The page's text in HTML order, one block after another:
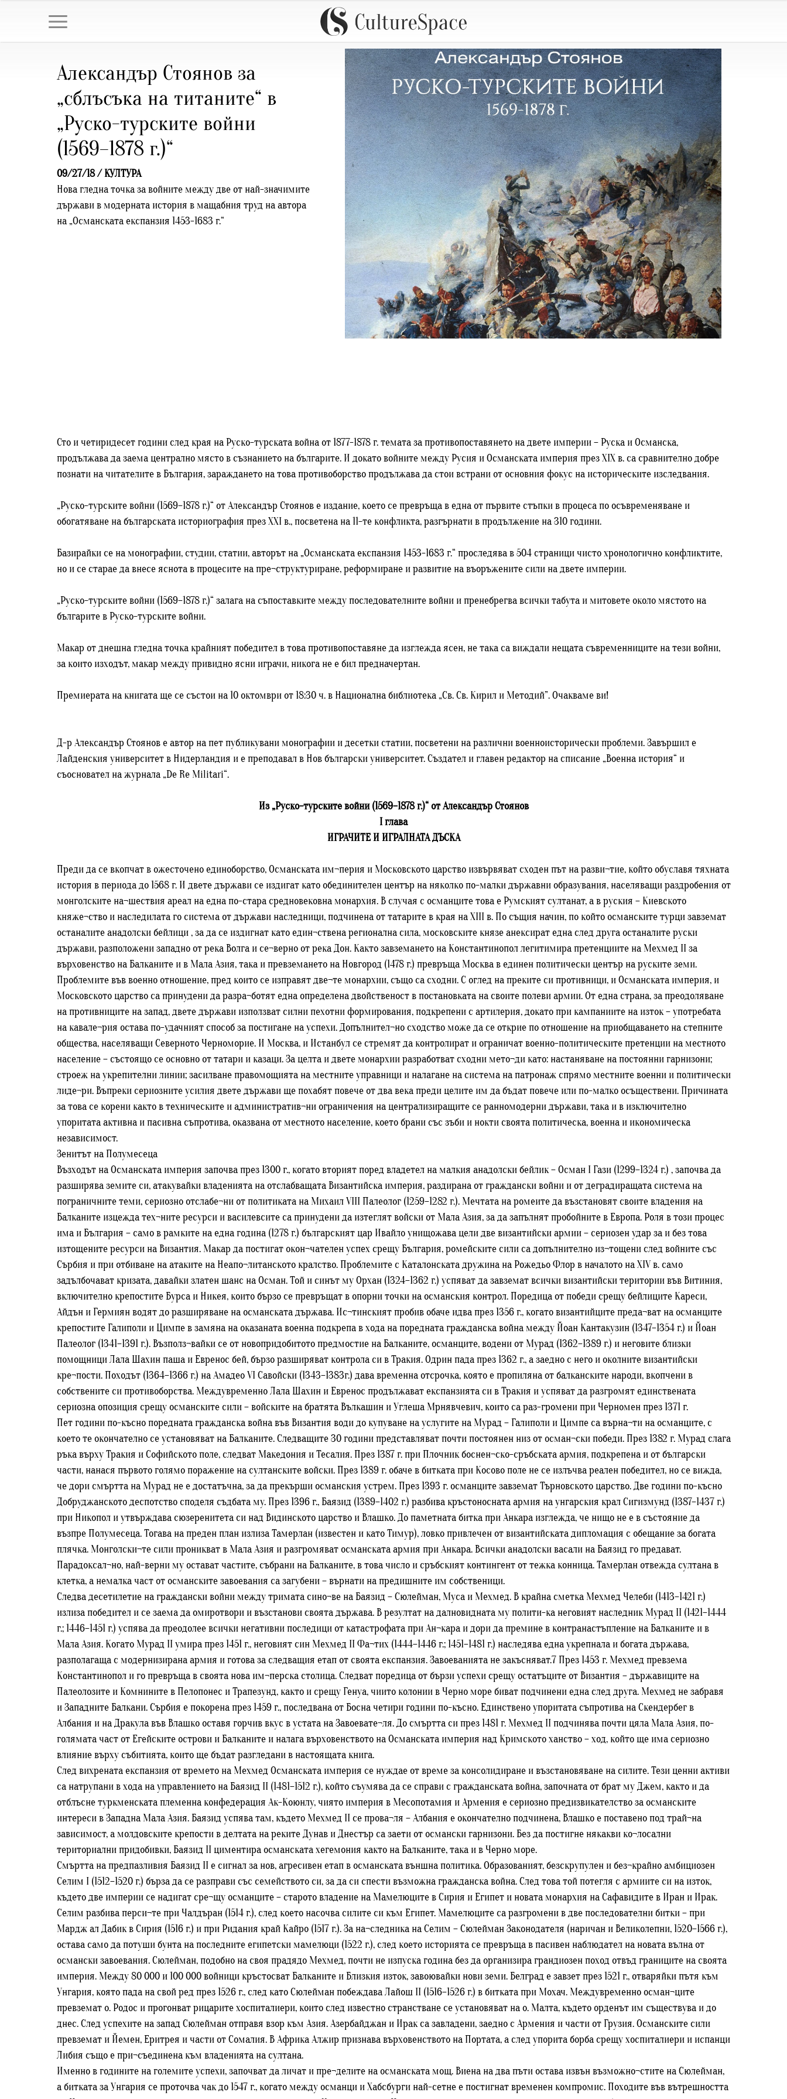
Александър Стоянов за
„сблъсъка на титаните“ в
„Руско-турските войни
(1569–1878 г.)“
09/27/18 /КУЛТУРА
Нова гледна точка за войните между две от най-значимите
държави в модерната история в мащабния труд на автора
на „Османската експанзия 1453-1683 г.“
Сто и четиридесет години след края на Руско-турската война от 1877-1878 г. темата за противопоставянето на двете империи – Руска и Османска,
продължава да заема централно място в съзнанието на българите. И докато войните между Русия и Османската империя през XIX в. са сравнително добре
познати на читателите в България, зараждането на това противоборство продължава да стои встрани от основния фокус на историческите изследвания.
„Руско-турските войни (1569–1878 г.)“ от Александър Стоянов е издание, което се превръща в една от първите стъпки в процеса по осъвременяване и
обогатяване на българската историография през XXI в., посветена на 11-те конфликта, разгърнати в продължение на 310 години.
Базирайки се на монографии, студии, статии, авторът на „Османската експанзия 1453-1683 г.“ проследява в 504 страници чисто хронологично конфликтите,
но и се старае да внесе яснота в процесите на пре¬структуриране, реформиране и развитие на въоръжените сили на двете империи.
„Руско-турските войни (1569–1878 г.)“ залага на съпоставките между последователните войни и пренебрегва всички табута и митовете около мястото на
българите в Руско-турските войни.
Макар от днешна гледна точка крайният победител в това противопоставяне да изглежда ясен, не така са виждали нещата съвременниците на тези войни,
за които изходът, макар между привидно ясни играчи, никога не е бил предначертан.
Премиерата на книгата ще се състои на 10 октомври от 18:30 ч. в Национална библиотека „Св. Св. Кирил и Методий”. Очакваме ви!
Д-р Александър Стоянов е автор на пет публикувани монографии и десетки статии, посветени на различни военноисторически проблеми. Завършил е
Лайденския университет в Нидерландия и е преподавал в Нов български университет. Създател и главен редактор на списание „Военна история“ и
съосновател на журнала „De Re Militari“.
Из „Руско-турските войни (1569–1878 г.)“ от Александър Стоянов
І глава
ИГРАЧИТЕ И ИГРАЛНАТА ДЪСКА
Преди да се вкопчат в ожесточено единоборство, Османската им¬перия и Московското царство извървяват сходен път на разви¬тие, който обуславя тяхната
история в периода до 1568 г. И двете държави се издигат като обединителен център на няколко по-малки държавни образувания, населяващи раздробения от
монголските на¬шествия ареал на една по-стара средновековна монархия. В случая с османците това е Румският султанат, а в руския – Киевското
княже¬ство и наследилата го система от държави наследници, подчинена от татарите в края на XIII в. По същия начин, по който османските турци завземат
останалите анадолски бейлици , за да се издигнат като един¬ствена регионална сила, московските князе анексират една след друга останалите руски
държави, разположени западно от река Волга и се¬верно от река Дон. Както завземането на Константинопол легитимира претенциите на Мехмед II за
върховенство на Балканите и в Мала Азия, така и превземането на Новгород (1478 г.) превръща Москва в единен политически център на руските земи.
Проблемите във военно отношение, пред които се изправят две¬те монархии, също са сходни. С оглед на преките си противници, и Османската империя, и
Московското царство са принудени да разра¬ботят една определена двойственост в постановката на своите полеви армии. От една страна, за преодоляване
на противниците на запад, двете държави използват силни пехотни формирования, подкрепени с артилерия, докато при кампаниите на изток – употребата
на кавале¬рия остава по-удачният способ за постигане на успехи. Допълнител¬но сходство може да се открие по отношение на приобщаването на степните
общества, населяващи Северното Черноморие. И Москва, и Истанбул се стремят да контролират и ограничат военно-политическите претенции на местното
население – състоящо се основно от татари и казаци. За целта и двете монархии разработват сходни мето¬ди като: настаняване на постоянни гарнизони;
строеж на укрепителни линии; засилване правомощията на местните управници и налагане на система на патронаж спрямо местните военни и политически
лиде¬ри. Въпреки сериозните усилия двете държави ще похабят повече от два века преди целите им да бъдат повече или по-малко осъществени. Причината
за това се корени както в техническите и административ¬ни ограничения на централизиращите се ранномодерни държави, така и в изключително
упоритата активна и пасивна съпротива, оказвана от местното население, което брани със зъби и нокти своята политическа, военна и икономическа
независимост.
Зенитът на Полумесеца
Възходът на Османската империя започва през 1300 г., когато вторият поред владетел на малкия анадолски бейлик – Осман I Гази (1299–1324 г.) , започва да
разширява земите си, атакувайки владенията на отслабващата Византийска империя, раздирана от граждански войни и от деградиращата система на
пограничните теми, сериозно отслабе¬ни от политиката на Михаил VIII Палеолог (1259–1282 г.). Мечтата на ромеите да възстановят своите владения на
Балканите изцежда тех¬ните ресурси и василевсите са принудени да изтеглят войски от Мала Азия, за да запълнят пробойните в Европа. Роля в този процес
има и България – само в рамките на една година (1278 г.) българският цар Ивайло унищожава цели две византийски армии – сериозен удар за и без това
изтощените ресурси на Византия. Макар да постигат окон¬чателен успех срещу България, ромейските сили са допълнително из¬тощени след войните със
Сърбия и при отбиване на атаките на Неапо¬литанското кралство. Проблемите с Каталонската дружина на Рожедьо Флор в началото на XIV в. само
задълбочават кризата, давайки златен шанс на Осман. Той и синът му Орхан (1324–1362 г.) успяват да завземат всички византийски територии във Витиния,
включително крепостите Бурса и Никея, които бързо се превръщат в опорни точки на османския контрол. Поредица от победи срещу бейлиците Кареси,
Айдън и Гермиян водят до разширяване на османската държава. Ис¬тинският пробив обаче идва през 1356 г., когато византийците преда¬ват на османците
крепостите Галиполи и Цимпе в замяна на оказаната военна подкрепа в хода на поредната гражданска война между Йоан Кантакузин (1347–1354 г.) и Йоан
Палеолог (1341–1391 г.). Възполз¬вайки се от новопридобитото предмостие на Балканите, османците, водени от Мурад (1362–1389 г.) и неговите близки
помощници Лала Шахин паша и Евренос бей, бързо разширяват контрола си в Тракия. Одрин пада през 1362 г., а заедно с него и околните византийски
кре¬пости. Походът (1364–1366 г.) на Амадео VI Савойски (1343–1383г.) дава временна отсрочка, която е пропиляна от балканските народи, вкопчени в
собствените си противоборства. Междувременно Лала Шахин и Евренос продължават експанзията си в Тракия и успяват да разгромят единствената
сериозна опозиция срещу османските сили – войските на братята Вълкашин и Углеша Мрнявчевич, които са раз-громени при Черномен през 1371 г.
Пет години по-късно поредната гражданска война във Византия води до купуване на услугите на Мурад – Галиполи и Цимпе са върна¬ти на османците, с
което те окончателно се установяват на Балканите. Следващите 30 години представляват почти постоянен низ от осман¬ски победи. През 1382 г. Мурад слага
ръка върху Тракия и Софийското поле, следват Македония и Тесалия. През 1387 г. при Плочник боснен¬ско-сръбската армия, подкрепена и от български
части, нанася първото голямо поражение на султанските войски. През 1389 г. обаче в битката при Косово поле не се излъчва реален победител, но се вижда,
че дори смъртта на Мурад не е достатъчна, за да прекърши османския устрем. През 1393 г. османците завземат Търновското царство. Две години по-късно
Добруджанското деспотство споделя съдбата му. През 1396 г., Баязид (1389–1402 г.) разбива кръстоносната армия на унгарския крал Сигизмунд (1387–1437 г.)
при Никопол и утвърждава сюзеренитета си над Видинското царство и Влашко. До паметната битка при Анкара изглежда, че нищо не е в състояние да
възпре Полумесеца. Тогава на преден план излиза Тамерлан (известен и като Тимур), ловко привлечен от византийската дипломация с обещание за богата
плячка. Монголски¬те сили проникват в Мала Азия и разгромяват османската армия при Анкара. Всички анадолски васали на Баязид го предават.
Парадоксал¬но, най-верни му остават частите, събрани на Балканите, в това число и сръбският контингент от тежка конница. Тамерлан отвежда султана в
клетка, а немалка част от османските завоевания са загубени – върнати на предишните им собственици.
Следва десетилетие на граждански войни между тримата сино¬ве на Баязид – Сюлейман, Муса и Мехмед. В крайна сметка Мехмед Челеби (1413–1421 г.)
излиза победител и се заема да омиротвори и възстанови своята държава. В резултат на далновидната му полити-ка неговият наследник Мурад II (1421–1444
г.; 1446–1451 г.) успява да преодолее всички негативни последици от катастрофата при Ан¬кара и дори да премине в контранастъпление на Балканите и в
Мала Азия. Когато Мурад II умира през 1451 г., неговият син Мехмед II Фа¬тих (1444–1446 г.; 1451–1481 г.) наследява една укрепнала и богата държава,
разполагаща с модернизирана армия и готова за следващия етап от своята експанзия. Завоеванията не закъсняват.7 През 1453 г. Мехмед превзема
Константинопол и го превръща в своята нова им¬перска столица. Следват поредица от бързи успехи срещу остатъците от Византия – държавиците на
Палеолозите и Комнините в Пелопонес и Трапезунд, както и срещу Генуа, чиито колонии в Черно море биват подчинени една след друга. Мехмед не забравя
и Западните Балкани. Сърбия е покорена през 1459 г., последвана от Босна четири години по-късно. Единствено упоритата съпротива на Скендербег в
Албания и на Дракула във Влашко оставя горчив вкус в устата на Завоевате¬ля. До смъртта си през 1481 г. Мехмед II подчинява почти цяла Мала Азия, по-
голямата част от Егейските острови и Балканите и налага върховенството на Османската империя над Кримското ханство – ход, който ще има сериозно
влияние върху събитията, които ще бъдат разгледани в настоящата книга.
След вихрената експанзия от времето на Мехмед Османската империя се нуждае от време за консолидиране и възстановяване на силите. Тези ценни активи
са натрупани в хода на управлението на Баязид II (1481–1512 г.), който съумява да се справи с гражданската война, започната от брат му Джем, както и да
отблъсне туркменската племенна конфедерация Ак-Коюнлу, чиято империя в Месопотамия и Армения е сериозно предизвикателство за османските
интереси в Западна Мала Азия. Баязид успява там, където Мехмед II се прова¬ля – Албания е окончателно подчинена, Влашко е поставено под трай¬на
зависимост, а молдовските крепости в делтата на реките Дунав и Днестър са заети от османски гарнизони. Без да постигне някакви ко¬лосални
териториални придобивки, Баязид II циментира османската хегемония както на Балканите, така и в Черно море.
Смъртта на предпазливия Баязид II е сигнал за нов, агресивен етап в османската външна политика. Образованият, безскрупулен и без¬крайно амбициозен
Селим I (1512–1520 г.) бърза да се разправи със семейството си, за да си спести възможна гражданска война. След това той потегля с армиите си на изток,
където две империи се надигат сре¬щу османците – старото владение на Мамелюците в Сирия и Египет и новата монархия на Сафавидите в Иран и Ирак.
Селим разбива перси¬те при Чалдъран (1514 г.), след което насочва силите си към Египет. Мамелюците са разгромени в две последователни битки – при
Мардж ал Дабик в Сирия (1516 г.) и при Ридания край Кайро (1517 г.). За на¬следника на Селим – Сюлейман Законодателя (наричан и Великолепни, 1520–1566 г.),
остава само да потуши бунта на последните египетски мамелюци (1522 г.), след което историята се превръща в пасивен наблюдател на новата вълна от
османски завоевания. Сюлейман, подобно на своя прадядо Мехмед, почти не изпуска година без да организира грандиозен поход отвъд границите на своята
империя. Между 80 000 и 100 000 войници кръстосват Балканите и Близкия изток, завоювайки нови земи. Белград е завзет през 1521 г., отваряйки пътя към
Унгария, която пада на свой ред през 1526 г., след като Сюлейман побеждава Лайош II (1516–1526 г.) в битката при Мохач. Междувременно осман¬ците
превземат о. Родос и прогонват рицарите хоспиталиери, които след известно странстване се установяват на о. Малта, където орденът им съществува и до
днес. След успехите на запад Сюлейман отправя взор към Азия. Азербайджан и Ирак са завладени, заедно с Армения и части от Грузия. Османските сили
превземат и Йемен, Еритрея и части от Сомалия. В Африка Алжир признава върховенството на Портата, а след упорита борба срещу хоспиталиери и испанци
Либия също е при¬съединена към владенията на султана.
Именно в годините на големите успехи, започват да личат и пре¬делите на османската мощ. Виена на два пъти остава извън възможно¬стите на Сюлейман,
а битката за Унгария се проточва чак до 1547 г., когато между османци и Хабсбурги най-сетне е постигнат временен компромис. Походите във вътрешността